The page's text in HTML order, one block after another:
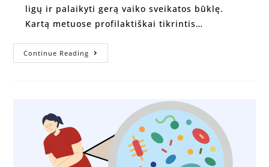
ligų ir palaikyti gerą vaiko sveikatos būklę.
Kartą metuose profilaktiškai tikrintis…
Continue Reading